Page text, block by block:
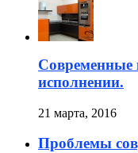
Современные
исполнении.
21 марта, 2016
Проблемы